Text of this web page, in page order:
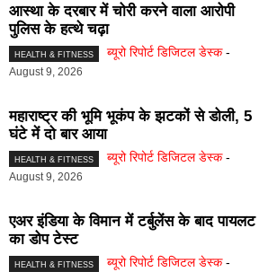
आस्था के दरबार में चोरी करने वाला आरोपी
पुलिस के हत्थे चढ़ा
HEALTH & FITNESS ब्यूरो रिपोर्ट डिजिटल डेस्क -
August 9, 2026
महाराष्ट्र की भूमि भूकंप के झटकों से डोली, 5
घंटे में दो बार आया
HEALTH & FITNESS ब्यूरो रिपोर्ट डिजिटल डेस्क -
August 9, 2026
एअर इंडिया के विमान में टर्बुलेंस के बाद पायलट
का डोप टेस्ट
HEALTH & FITNESS ब्यूरो रिपोर्ट डिजिटल डेस्क -